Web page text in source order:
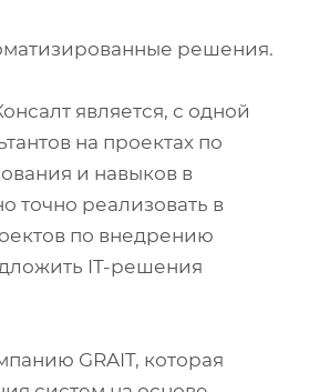
решения.
является, с одной
на проектах по
и навыков в
точно реализовать в
по внедрению
IT-решения
GRAIT, которая